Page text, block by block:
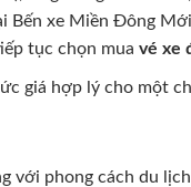
Bến xe Miền Đông
tục chọn mua vé xe
giá hợp lý cho một
với phong cách du